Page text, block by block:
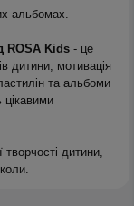
альбомах.
ROSA Kids - це
дитини, мотивація
та альбоми
дитини,